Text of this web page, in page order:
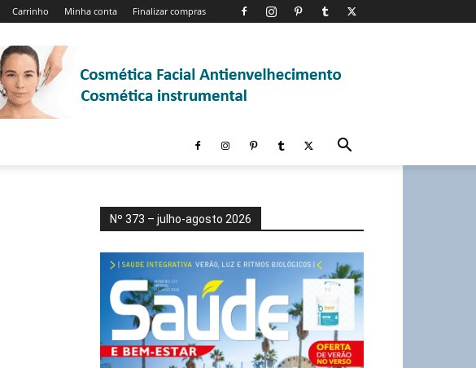
Carrinho Minha conta Finalizar compras
Nº 373 – julho-agosto 2026